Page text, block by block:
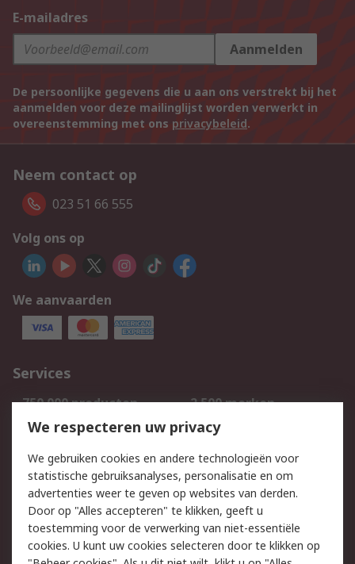
E-mailadres
Aanmelden
De persoonlijke gegevens die u aan ons verstrekt bij het
aanmelden voor deze mailinglijst worden verwerkt in
overeenstemming met ons privacybeleid.
Neem contact op
023 51 66 555
Volg ons op
We aanvaarden
Services
750.000 producten
2.500 merken
Bestellen
Inkoopoplossingen
Track & Trace
Wettelijk
Cookiebeleid
Email veiligheid
We respecteren uw privacy
We gebruiken cookies en andere technologieën voor
statistische gebruiksanalyses, personalisatie en om
advertenties weer te geven op websites van derden.
Door op "Alles accepteren" te klikken, geeft u
toestemming voor de verwerking van niet-essentiële
cookies. U kunt uw cookies selecteren door te klikken op